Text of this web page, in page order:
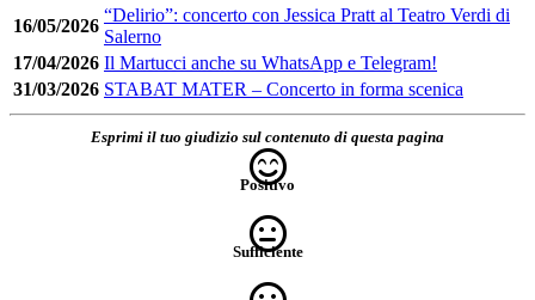
16/05/2026
“Delirio”: concerto con Jessica Pratt al Teatro Verdi di
Salerno
17/04/2026 Il Martucci anche su WhatsApp e Telegram!
31/03/2026 STABAT MATER – Concerto in forma scenica
Esprimi il tuo giudizio sul contenuto di questa pagina
Positivo
Sufficiente